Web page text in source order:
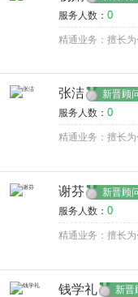
服务人数： 0
精通业务：擅长
张洁 新晋顾
服务人数： 0
精通业务：擅长
谢芬 新晋顾
服务人数： 0
精通业务：擅长
钱学礼 新晋